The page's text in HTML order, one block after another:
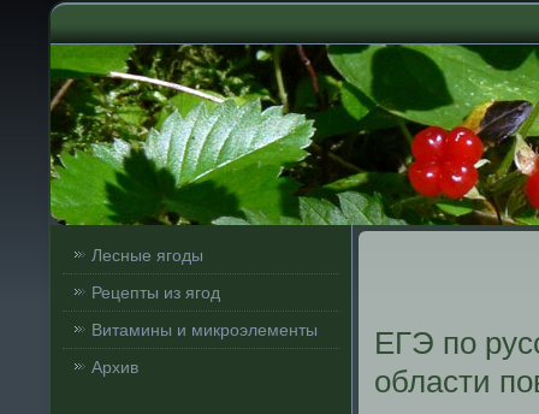
Лесные ягоды
Рецепты из ягод
Витамины и микроэлементы
Архив
ЕГЭ по
области